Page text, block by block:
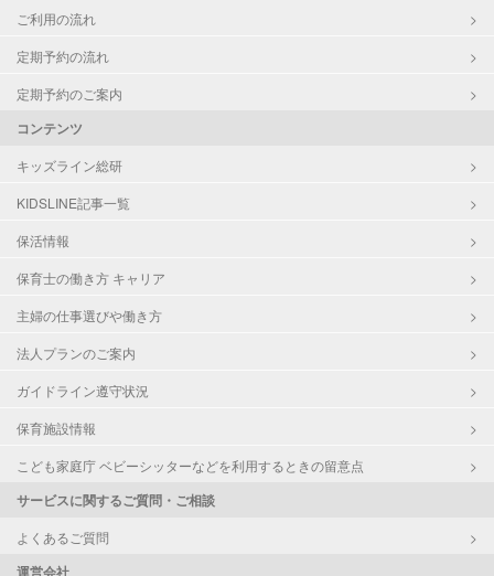
ご利用の流れ
定期予約の流れ
定期予約のご案内
コンテンツ
キッズライン総研
KIDSLINE記事一覧
保活情報
保育士の働き方 キャリア
主婦の仕事選びや働き方
法人プランのご案内
ガイドライン遵守状況
保育施設情報
こども家庭庁 ベビーシッターなどを利用するときの留意点
サービスに関するご質問・ご相談
よくあるご質問
運営会社